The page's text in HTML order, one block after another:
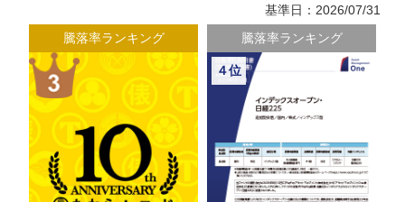
基準日：2026/07/31
騰落率ランキング
５位
騰落率ランキング
６位